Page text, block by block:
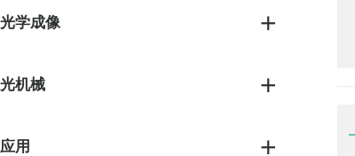
光学成像
光机械
应用